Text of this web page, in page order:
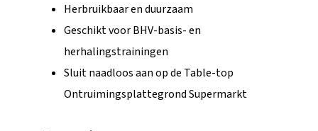
Herbruikbaar en duurzaam
Geschikt voor BHV-basis- en
herhalingstrainingen
Sluit naadloos aan op de Table-top
Ontruimingsplattegrond Supermarkt